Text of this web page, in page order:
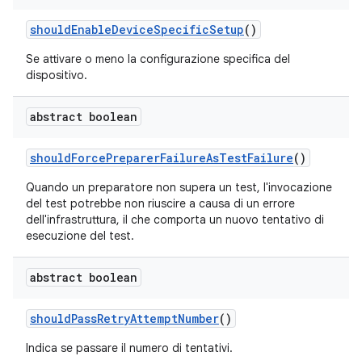
shouldEnableDeviceSpecificSetup()
Se attivare o meno la configurazione specifica del
dispositivo.
abstract boolean
shouldForcePreparerFailureAsTestFailure()
Quando un preparatore non supera un test, l'invocazione
del test potrebbe non riuscire a causa di un errore
dell'infrastruttura, il che comporta un nuovo tentativo di
esecuzione del test.
abstract boolean
shouldPassRetryAttemptNumber()
Indica se passare il numero di tentativi.